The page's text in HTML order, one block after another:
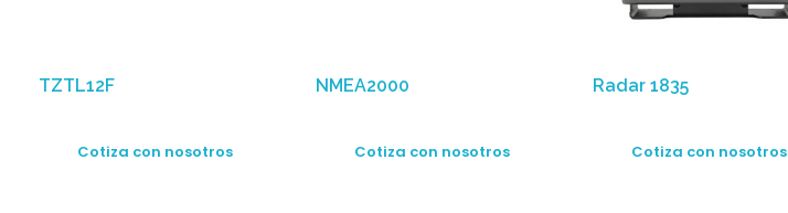
TZTL12F
Cotiza con nosotros
NMEA2000
Cotiza con nosotros
Radar 1835
Cotiza con nosotros